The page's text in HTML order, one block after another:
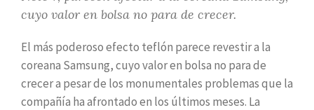
cuyo valor en bolsa no para de crecer.
El más poderoso efecto teflón parece revestir a la
coreana Samsung, cuyo valor en bolsa no para de
crecer a pesar de los monumentales problemas que la
compañía ha afrontado en los últimos meses. La